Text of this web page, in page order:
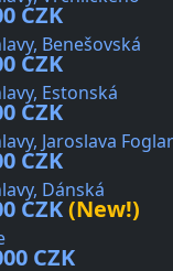
CZK
Benešovská
CZK
Estonská
CZK
Jaroslava
CZK
Dánská
CZK(New!)
CZK